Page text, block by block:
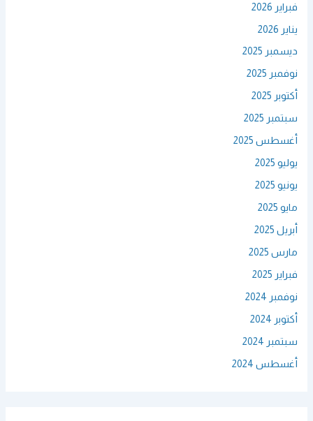
فبراير 2026
يناير 2026
ديسمبر 2025
نوفمبر 2025
أكتوبر 2025
سبتمبر 2025
أغسطس 2025
يوليو 2025
يونيو 2025
مايو 2025
أبريل 2025
مارس 2025
فبراير 2025
نوفمبر 2024
أكتوبر 2024
سبتمبر 2024
أغسطس 2024